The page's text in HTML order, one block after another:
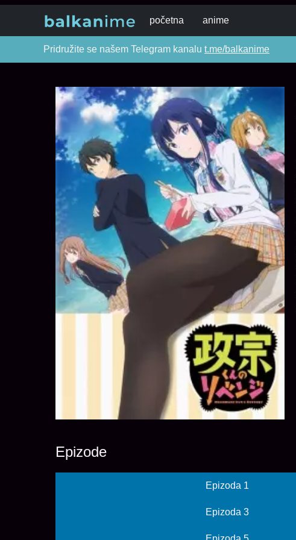
početna anime
Pridružite se našem Telegram kanalu t.me/balkanime
Epizode
Epizoda 1
Epizoda 3